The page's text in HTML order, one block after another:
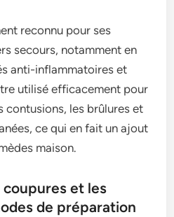
reconnu pour ses
secours, notamment en
anti-inflammatoires et
utilisé efficacement pour
contusions, les brûlures et
ce qui en fait un ajout
maison.
et les
de préparation